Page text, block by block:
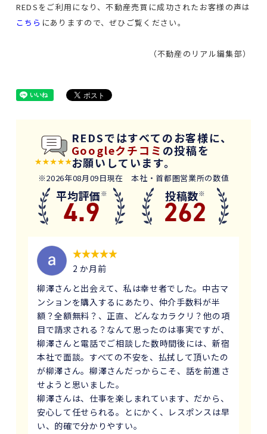
REDSをご利用になり、不動産売買に成功されたお客様の声は
こちら にありますので、ぜひご覧ください。
（不動産のリアル編集部）
REDSではすべてのお客様に、
Googleクチコミ の投稿を
お願いしています。
※2026年08月09日現在 本社・首都圏営業所の数値
平均評価※
4.9 投稿数※
262
2 か月前
柳澤さんと出会えて、私は幸せ者でした。中古マ
ンションを購入するにあたり、仲介手数料が半
額？全額無料？、正直、どんなカラクリ？他の項
目で請求される？なんて思ったのは事実ですが、
柳澤さんと電話でご相談した数時間後には、新宿
本社で面談。すべての不安を、払拭して頂いたの
が柳澤さん。柳澤さんだっからこそ、話を前進さ
せようと思いました。
柳澤さんは、仕事を楽しまれています、だから、
安心して任せられる。とにかく、レスポンスは早
い、的確で分かりやすい。